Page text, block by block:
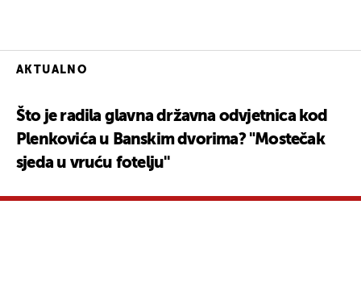
AKTUALNO
Što je radila glavna državna odvjetnica kod
Plenkovića u Banskim dvorima? "Mostečak
sjeda u vruću fotelju''